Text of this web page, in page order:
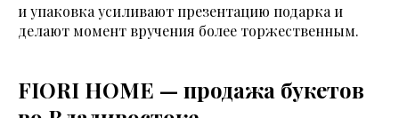
и упаковка усиливают презентацию подарка и
делают момент вручения более торжественным.
FIORI HOME — продажа букетов